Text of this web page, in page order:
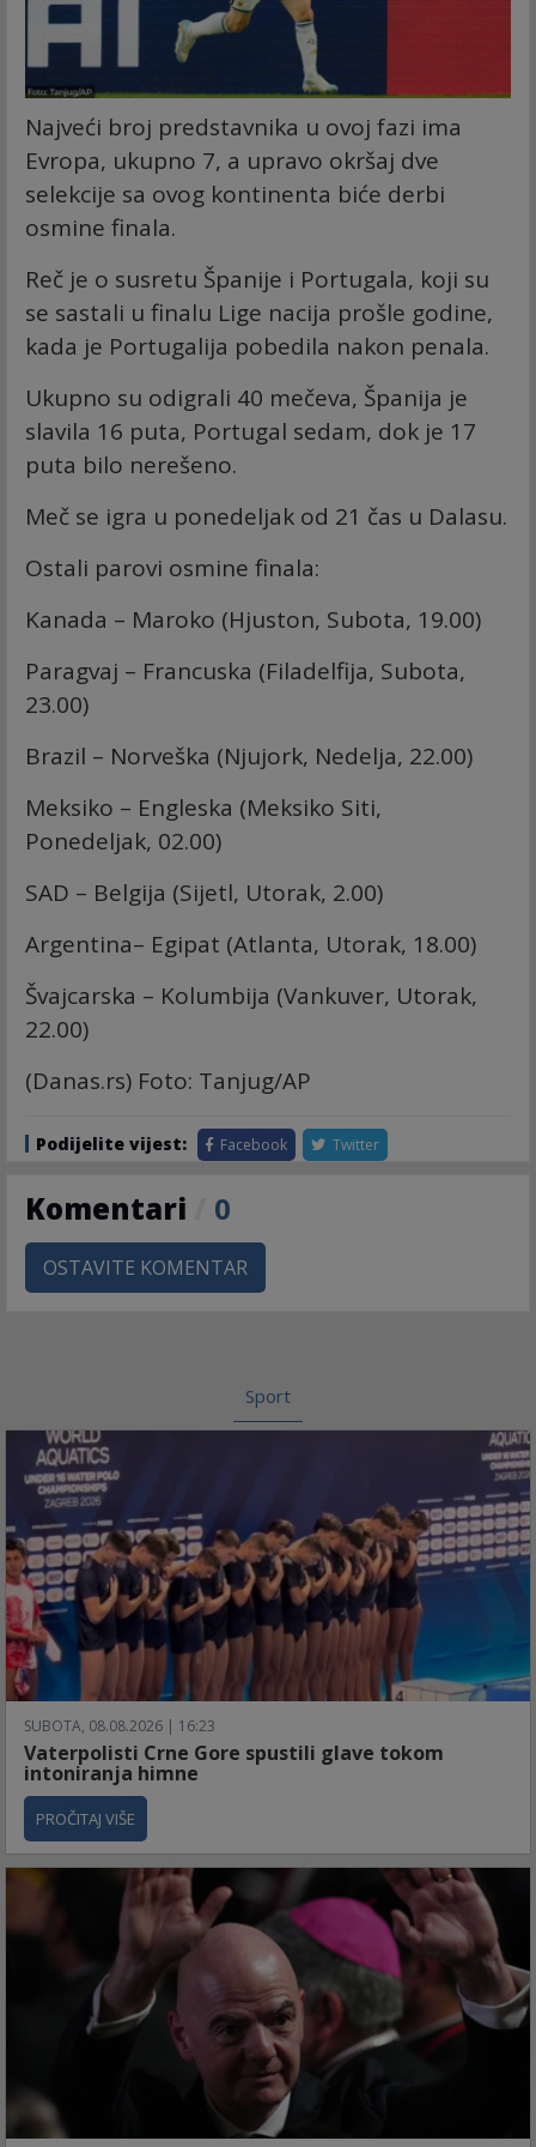
Najveći broj predstavnika u ovoj fazi ima
Evropa, ukupno 7, a upravo okršaj dve
selekcije sa ovog kontinenta biće derbi
osmine finala.
Reč je o susretu Španije i Portugala, koji su
se sastali u finalu Lige nacija prošle godine,
kada je Portugalija pobedila nakon penala.
Ukupno su odigrali 40 mečeva, Španija je
slavila 16 puta, Portugal sedam, dok je 17
puta bilo nerešeno.
Meč se igra u ponedeljak od 21 čas u Dalasu.
Ostali parovi osmine finala:
Kanada – Maroko (Hjuston, Subota, 19.00)
Paragvaj – Francuska (Filadelfija, Subota,
23.00)
Brazil – Norveška (Njujork, Nedelja, 22.00)
Meksiko – Engleska (Meksiko Siti,
Ponedeljak, 02.00)
SAD – Belgija (Sijetl, Utorak, 2.00)
Argentina– Egipat (Atlanta, Utorak, 18.00)
Švajcarska – Kolumbija (Vankuver, Utorak,
22.00)
(Danas.rs) Foto: Tanjug/AP
Podijelite vijest: Facebook Twitter
Komentari 0
OSTAVITE KOMENTAR
Sport
SUBOTA, 08.08.2026 | 16:23
Vaterpolisti Crne Gore spustili glave tokom
intoniranja himne
PROČITAJ VIŠE